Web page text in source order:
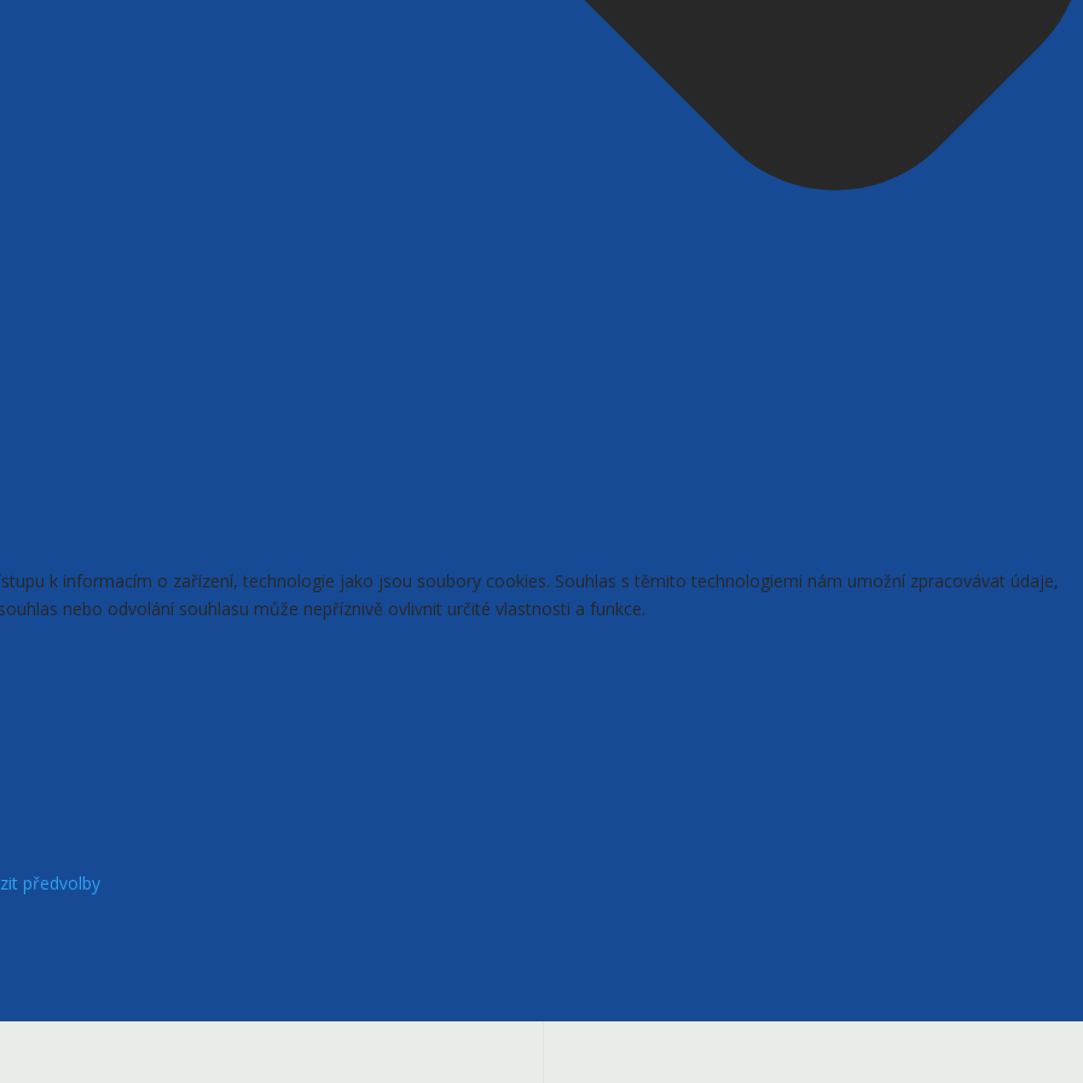
k informacím o zařízení, technologie jako jsou soubory cookies. Souhlas s těmito technologiemi nám umožní zpracovávat údaje,
nebo odvolání souhlasu může nepříznivě ovlivnit určité vlastnosti a funkce.
předvolby